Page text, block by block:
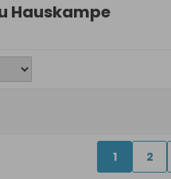
Hauskampe
1 2